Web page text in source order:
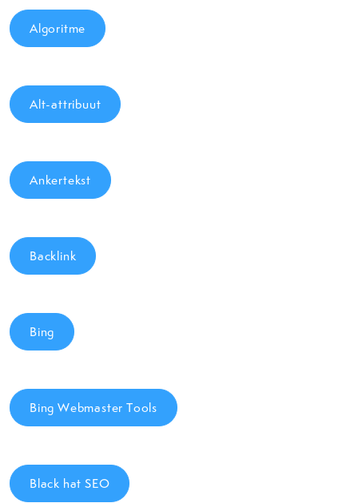
Algoritme
Alt-attribuut
Ankertekst
Backlink
Bing
Bing Webmaster Tools
Black hat SEO